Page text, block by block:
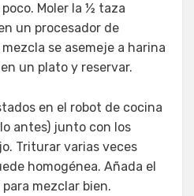
Moler la ½ taza
un procesador de
se asemeje a harina
un plato y reservar.
en el robot de cocina
antes) junto con los
Triturar varias veces
homogénea. Añada el
mezclar bien.